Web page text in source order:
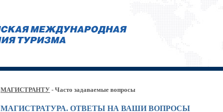
МАГИСТРАНТУ - Часто задаваемые вопросы
МАГИСТРАТУРА. ОТВЕТЫ НА ВАШИ ВОПРОСЫ